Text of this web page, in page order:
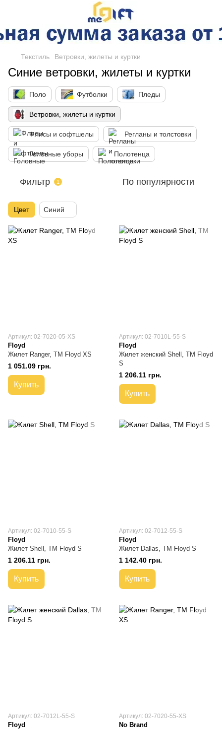
Текстиль Ветровки, жилеты и куртки
Синие ветровки, жилеты и куртки
Поло Футболки Пледы
Ветровки, жилеты и куртки
Флисы и софтшелы Регланы и толстовки
Головные уборы Полотенца
Фильтр 1 По популярности
Цвет Синий
Артикул: 02-7020-05-XS
Floyd
Жилет Ranger, ТМ Floyd XS
1 051.09 грн.
Купить
Артикул: 02-7010L-55-S
Floyd
Жилет женский Shell, TM Floyd
S
1 206.11 грн.
Купить
Артикул: 02-7010-55-S
Floyd
Жилет Shell, TM Floyd S
1 206.11 грн.
Купить
Артикул: 02-7012-55-S
Floyd
Жилет Dallas, TM Floyd S
1 142.40 грн.
Купить
Артикул: 02-7012L-55-S
Floyd
Артикул: 02-7020-55-XS
No Brand